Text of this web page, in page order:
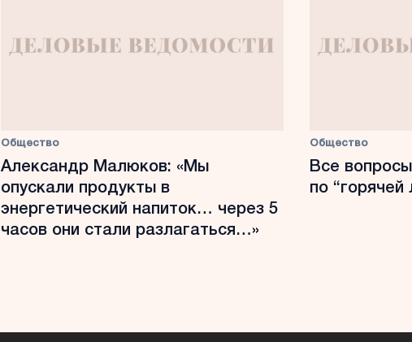
Общество
Александр Малюков: «Мы
опускали продукты в
энергетический напиток… через 5
часов они стали разлагаться…»
Общество
Все
по “горячей